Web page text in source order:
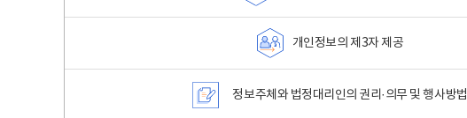
개인정보의 제3자 제공
정보주체와 법정대리인의 권리·의무 및 행사방법